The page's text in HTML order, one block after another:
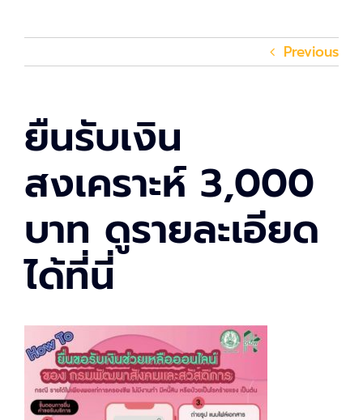
Previous
ยืนรับเงิน
สงเคราะห์ 3,000
บาท ดูรายละเอียด
ได้ที่นี่